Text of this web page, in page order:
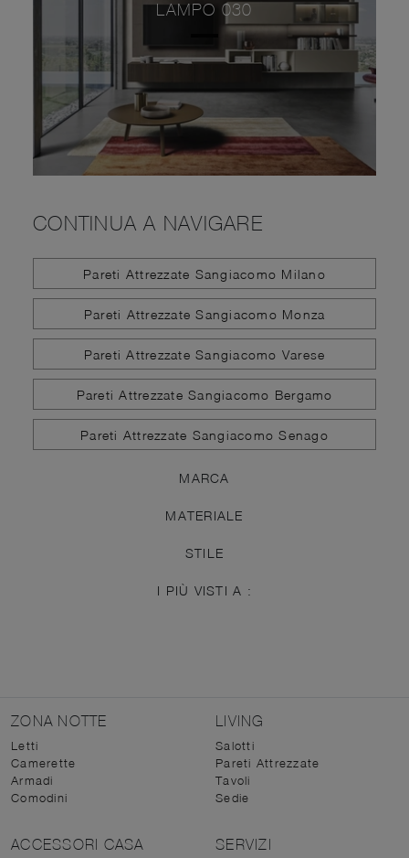
LAMPO 030
CONTINUA A NAVIGARE
Pareti Attrezzate Sangiacomo Milano
Pareti Attrezzate Sangiacomo Monza
Pareti Attrezzate Sangiacomo Varese
Pareti Attrezzate Sangiacomo Bergamo
Pareti Attrezzate Sangiacomo Senago
MARCA
MATERIALE
STILE
I PIÙ VISTI A :
ZONA NOTTE
Letti
Camerette
Armadi
Comodini
LIVING
Salotti
Pareti Attrezzate
Tavoli
Sedie
ACCESSORI CASA SERVIZI